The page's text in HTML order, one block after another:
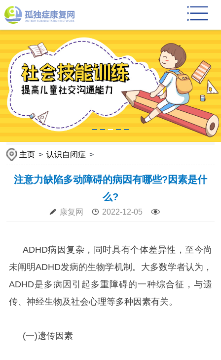
主页 > 认识自闭症 >
注意力缺陷多动障碍的病因有哪些?因素是什
么?
康复网 2022-12-05
ADHD病因复杂，同时具有个体差异性，至今尚
未阐明ADHD发病的生物学机制。大多数学者认为，
ADHD是多病因引起多重障碍的一种综合征，与遗
传、神经生物及社会心理等多种因素有关。
(一)遗传因素